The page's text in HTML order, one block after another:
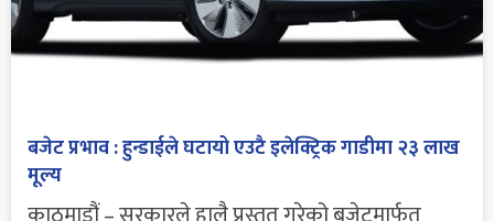
बजेट प्रभाव : हुन्डाईले घटायो एउटै इलेक्ट्रिक गाडीमा २३ लाख
मूल्य